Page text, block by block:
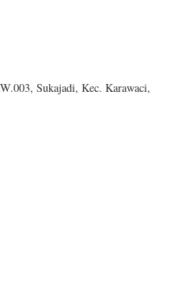
Sukajadi, Kec. Karawaci,